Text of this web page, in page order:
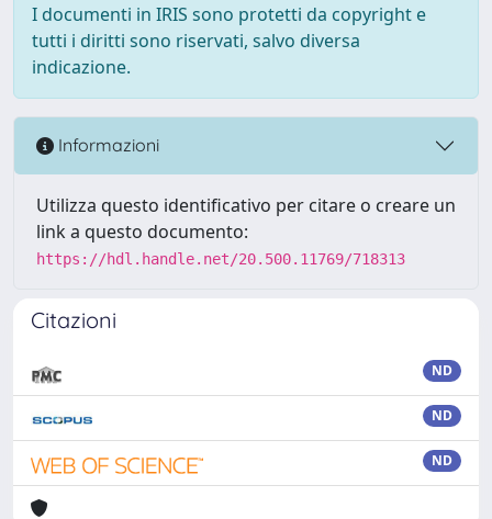
I documenti in IRIS sono protetti da copyright e
tutti i diritti sono riservati, salvo diversa
indicazione.
Informazioni
Utilizza questo identificativo per citare o creare un
link a questo documento:
https://hdl.handle.net/20.500.11769/718313
Citazioni
ND
ND
ND